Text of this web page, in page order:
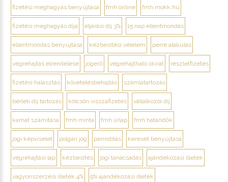
fizetési meghagyás benyújtása fmh online fmh.mokk.hu
fizetési meghagyás díja eljárási díj 3% 15 nap ellentmondás
ellentmondás benyújtása kézbesítési vélelem perré alakulás
végrehajtás elrendelése jogerő végrehajtható okirat részletfizetés
fizetési halasztás követelésbehajtás számlatartozás
bérleti díj tartozás kölcsön visszafizetés vállalkozói díj
kamat számítása fmh minta fmh űrlap fmh határidők
jogi képviselet polgári jog perindítás kereset benyújtása
végrehajtási lap kézbesítés jogi tanácsadás ajándékozási illeték
vagyonszerzési illeték 4% 9% ajándékozási illeték